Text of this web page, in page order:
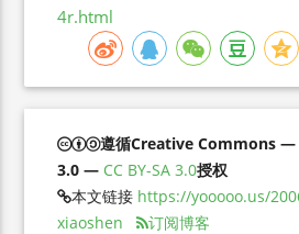
4r.html
遵循Creative Commons —
3.0 — CC BY-SA 3.0授权
本文链接 https://yooooo.us/
xiaoshen
订阅博客